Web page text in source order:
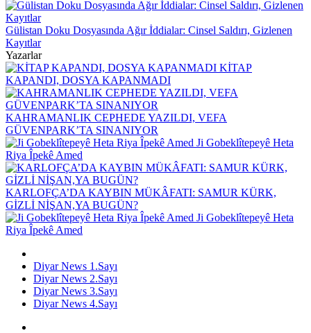
Gülistan Doku Dosyasında Ağır İddialar: Cinsel Saldırı, Gizlenen
Kayıtlar
Yazarlar
KİTAP
KAPANDI, DOSYA KAPANMADI
KAHRAMANLIK CEPHEDE YAZILDI, VEFA
GÜVENPARK’TA SINANIYOR
Ji Gobeklîtepeyê Heta
Riya Îpekê Amed
KARLOFÇA’DA KAYBIN MÜKÂFATI: SAMUR KÜRK,
GİZLİ NİŞAN,YA BUGÜN?
Ji Gobeklîtepeyê Heta
Riya Îpekê Amed
Diyar News 1.Sayı
Diyar News 2.Sayı
Diyar News 3.Sayı
Diyar News 4.Sayı